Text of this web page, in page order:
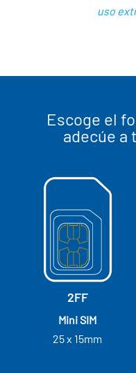
uso
Escoge el
adecúe a
2FF
Mini SIM
25 x 15mm